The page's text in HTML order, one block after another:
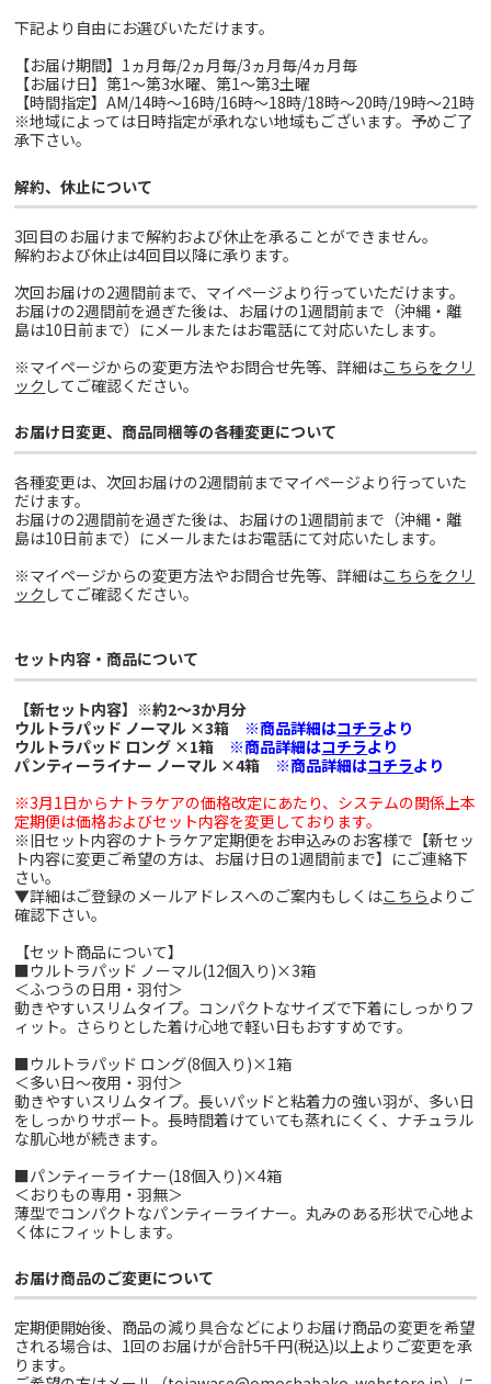
下記より自由にお選びいただけます。
【お届け期間】1ヵ月毎/2ヵ月毎/3ヵ月毎/4ヵ月毎
【お届け日】第1～第3水曜、第1～第3土曜
【時間指定】AM/14時～16時/16時～18時/18時～20時/19時～21時
※地域によっては日時指定が承れない地域もございます。予めご了
承下さい。
解約、休止について
3回目のお届けまで解約および休止を承ることができません。
解約および休止は4回目以降に承ります。
次回お届けの2週間前まで、マイページより行っていただけます。
お届けの2週間前を過ぎた後は、お届けの1週間前まで（沖縄・離
島は10日前まで）にメールまたはお電話にて対応いたします。
※マイページからの変更方法やお問合せ先等、詳細はこちらをクリ
ック してご確認ください。
お届け日変更、商品同梱等の各種変更について
各種変更は、次回お届けの2週間前までマイページより行っていた
だけます。
お届けの2週間前を過ぎた後は、お届けの1週間前まで（沖縄・離
島は10日前まで）にメールまたはお電話にて対応いたします。
※マイページからの変更方法やお問合せ先等、詳細はこちらをクリ
ック してご確認ください。
セット内容・商品について
【新セット内容】※約2～3か月分
ウルトラパッド ノーマル ×3箱 ※商品詳細はコチラより
ウルトラパッド ロング ×1箱 ※商品詳細はコチラより
パンティーライナー ノーマル ×4箱 ※商品詳細はコチラより
※3月1日からナトラケアの価格改定にあたり、システムの関係上本
定期便は価格およびセット内容を変更しております。
※旧セット内容のナトラケア定期便をお申込みのお客様で【新セッ
ト内容に変更ご希望の方は、お届け日の1週間前まで】にご連絡下
さい。
▼詳細はご登録のメールアドレスへのご案内もしくはこちら よりご
確認下さい。
【セット商品について】
■ウルトラパッド ノーマル(12個入り)×3箱
＜ふつうの日用・羽付＞
動きやすいスリムタイプ。コンパクトなサイズで下着にしっかりフ
ィット。さらりとした着け心地で軽い日もおすすめです。
■ウルトラパッド ロング(8個入り)×1箱
＜多い日～夜用・羽付＞
動きやすいスリムタイプ。長いパッドと粘着力の強い羽が、多い日
をしっかりサポート。長時間着けていても蒸れにくく、ナチュラル
な肌心地が続きます。
■パンティーライナー(18個入り)×4箱
＜おりもの専用・羽無＞
薄型でコンパクトなパンティーライナー。丸みのある形状で心地よ
く体にフィットします。
お届け商品のご変更について
定期便開始後、商品の減り具合などによりお届け商品の変更を希望
される場合は、1回のお届けが合計5千円(税込)以上よりご変更を承
ります。